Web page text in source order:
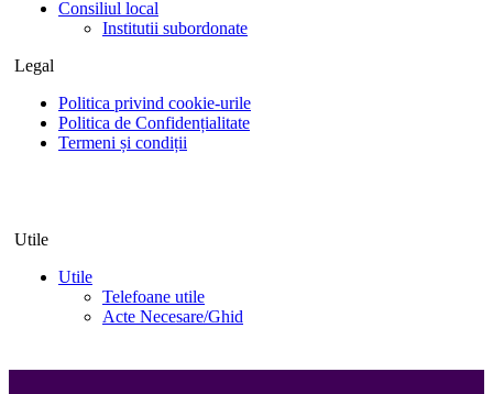
Consiliul local
Institutii subordonate
Legal
Politica privind cookie-urile
Politica de Confidențialitate
Termeni și condiții
Utile
Utile
Telefoane utile
Acte Necesare/Ghid